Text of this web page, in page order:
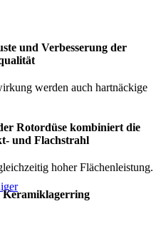
und Verbesserung der
werden auch hartnäckige
Rotordüse kombiniert die
und Flachstrahl
hoher Flächenleistung.
Keramiklagerring